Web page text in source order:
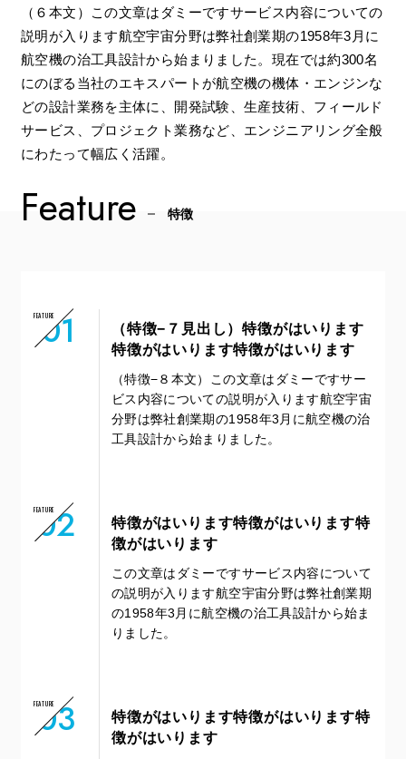
（６本文）この文章はダミーですサービス内容についての
説明が入ります航空宇宙分野は弊社創業期の1958年3月に
航空機の治工具設計から始まりました。現在では約300名
にのぼる当社のエキスパートが航空機の機体・エンジンな
どの設計業務を主体に、開発試験、生産技術、フィールド
サービス、プロジェクト業務など、エンジニアリング全般
にわたって幅広く活躍。
Feature 特徴
FEATURE
01
（特徴−７見出し）特徴がはいります
特徴がはいります特徴がはいります
（特徴−８本文）この文章はダミーですサー
ビス内容についての説明が入ります航空宇宙
分野は弊社創業期の1958年3月に航空機の治
工具設計から始まりました。
FEATURE
02
特徴がはいります特徴がはいります特
徴がはいります
この文章はダミーですサービス内容について
の説明が入ります航空宇宙分野は弊社創業期
の1958年3月に航空機の治工具設計から始ま
りました。
FEATURE
03
特徴がはいります特徴がはいります特
徴がはいります